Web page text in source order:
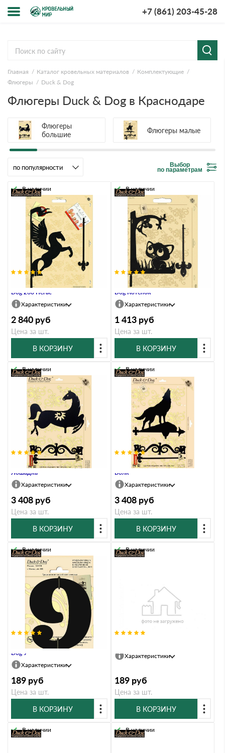
+7 (861) 203-45-28
компании
и оплата
ответы
Главная Каталог кровельных материалов
Комплектующие
Флюгеры
Duck & Dog
Флюгеры Duck & Dog в Краснодаре
Флюгеры
большие
Флюгеры малые
Выбор
по параметрам
Указатель ветра большой Duck &
Dog 268 Пегас
В наличии
Характеристики
2 840 руб
Цена за шт.
В КОРЗИНУ
Указатель ветра малый Duck &
Dog Котенок
В наличии
Характеристики
1 413 руб
Цена за шт.
В КОРЗИНУ
Флюгер большой Duck & Dog 088
Лошадка
В наличии
Характеристики
3 408 руб
Цена за шт.
В КОРЗИНУ
Флюгер большой Duck & Dog 090
Волк
В наличии
Характеристики
3 408 руб
Цена за шт.
В КОРЗИНУ
Цифра высотой 110 мм Duck &
Dog 9
В наличии
Характеристики
189 руб
Цена за шт.
В КОРЗИНУ
В наличии
Характеристики
189 руб
Цена за шт.
В КОРЗИНУ
В наличии В наличии